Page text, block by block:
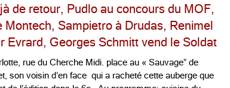
de retour, Pudlo au concours du MOF,
Sampietro à Drudas, Renimel
Evrard, Georges Schmitt vend le Soldat
rue du Cherche Midi. place au « Sauvage” de
son voisin d’en face qui a racheté cette auberge que